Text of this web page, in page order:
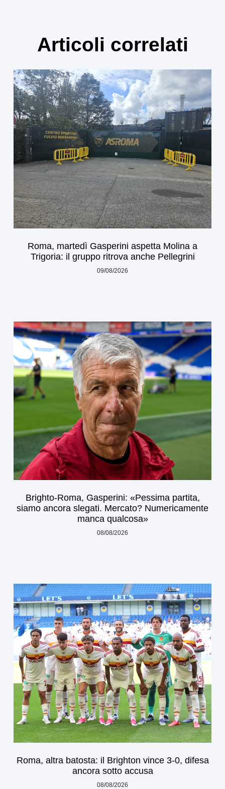
Articoli correlati
Roma, martedì Gasperini aspetta Molina a
Trigoria: il gruppo ritrova anche Pellegrini
09/08/2026
Brighto-Roma, Gasperini: «Pessima partita,
siamo ancora slegati. Mercato? Numericamente
manca qualcosa»
08/08/2026
Roma, altra batosta: il Brighton vince 3-0, difesa
ancora sotto accusa
08/08/2026